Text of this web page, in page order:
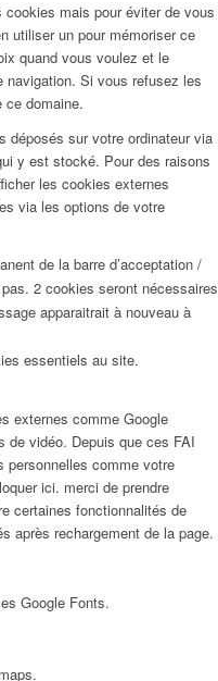
mais pour éviter de vous
utiliser un pour mémoriser ce
quand vous voulez et le
navigation. Si vous refusez les
domaine.
déposés sur votre ordinateur via
y est stocké. Pour des raisons
les cookies externes
via les options de votre
de la barre d’acceptation /
2 cookies seront nécessaires
apparaitrait à nouveau à
essentiels au site.
externes comme Google
de vidéo. Depuis que ces FAI
personnelles comme votre
ici. merci de prendre
certaines fonctionnalités de
après rechargement de la page.
Google Fonts.